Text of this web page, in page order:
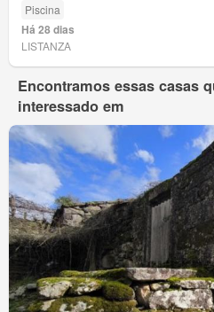
Piscina
Há 28 dias
LISTANZA
Encontramos essas casas
interessado em